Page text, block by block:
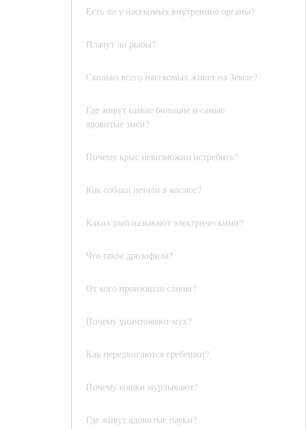
Есть ли у насекомых внутренние органы?
Плачут ли рыбы?
Сколько всего насекомых живет на Земле?
Где живут самые большие и самые
ядовитые змеи?
Почему крыс невозможно истребить?
Как собаки летали в космос?
Каких рыб называют электрическими?
Что такое дрозофила?
От кого произошли слоны?
Почему уничтожают мух?
Как передвигаются гребешки?
Почему кошки мурлыкают?
Где живут ядовитые пауки?